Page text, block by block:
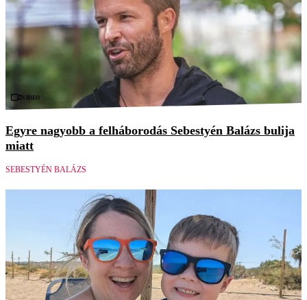
Videó
Egyre nagyobb a felháborodás Sebestyén Balázs bulija
miatt
SEBESTYÉN BALÁZS